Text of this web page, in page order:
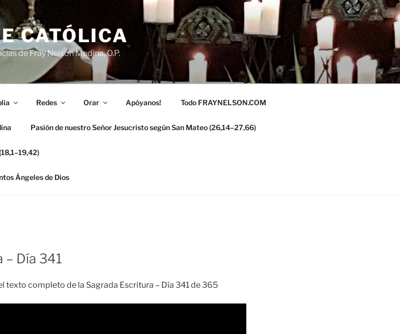
CATÓLICA
de Fray Nelson Medina, O.P.
Redes Orar Apóyanos! Todo FRAYNELSON.COM
Pasión de nuestro Señor Jesucristo según San Mateo (26,14–27,66)
Ángeles de Dios
– Día 341
texto completo de la Sagrada Escritura – Día 341 de 365